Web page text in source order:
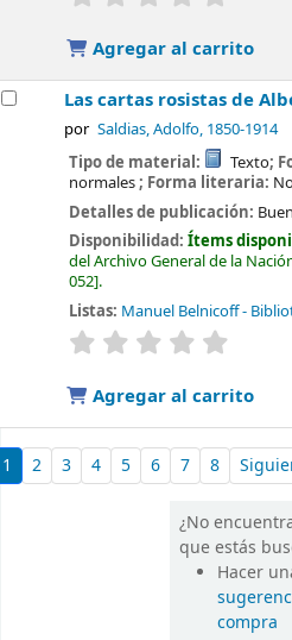
Agregar al carrito
Las cartas rosistas de
por Saldias, Adolfo, 1850-1914
Tipo de material: Texto;
normales; Forma literaria:
Detalles de publicación:
Disponibilidad:Ítems
del Archivo General de la
052 .
Listas: Manuel Belnicoff -
valoración
Agregar al carrito
1 2 3 4 5 6 7 8
¿No
que estás
Hacer
compra